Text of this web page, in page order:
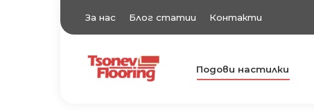
За нас Блог статии Контакти
TsonevFlooring
Подови настилки Подови настилки